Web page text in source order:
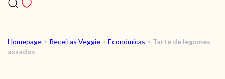
RECEITAS
Homepage > Receitas Veggie > Económicas > Tarte de legumes
assados